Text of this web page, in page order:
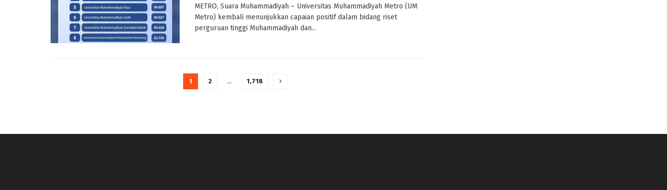
METRO, Suara Muhammadiyah – Universitas Muhammadiyah Metro (UM
Metro) kembali menunjukkan capaian positif dalam bidang riset
perguruan tinggi Muhammadiyah dan...
1 2 … 1,718